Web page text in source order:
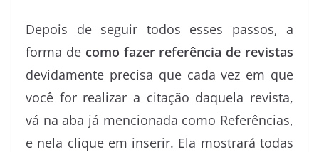
Depois de seguir todos esses passos, a
forma de como fazer referência de revistas
devidamente precisa que cada vez em que
você for realizar a citação daquela revista,
vá na aba já mencionada como Referências,
e nela clique em inserir. Ela mostrará todas